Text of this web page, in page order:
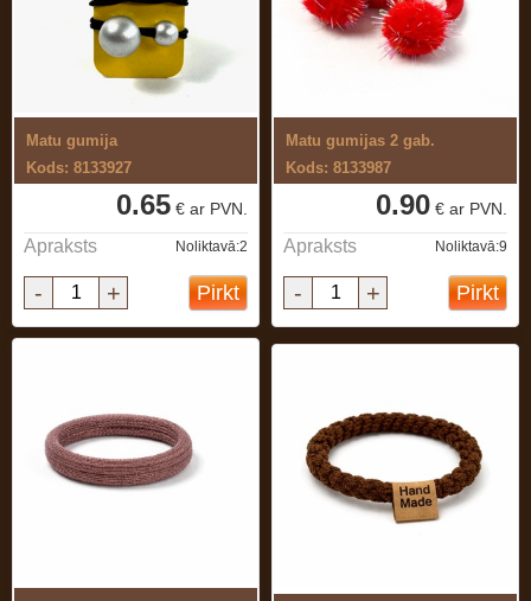
Matu gumija
Kods: 8133927
0.65 € ar PVN.
Apraksts Noliktavā:2
- + Pirkt
Matu gumijas 2 gab.
Kods: 8133987
0.90 € ar PVN.
Apraksts Noliktavā:9
- + Pirkt